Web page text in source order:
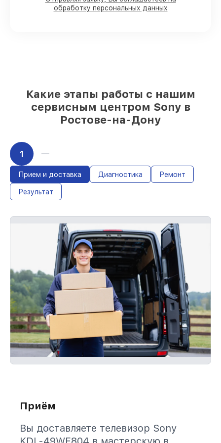
складе или доступны для быстрой
обработку персональных данных
Какие этапы работы с нашим
сервисным центром Sony в
Ростове-на-Дону
1
Прием и доставка Диагностика Ремонт
Результат
Приём
Вы доставляете телевизор Sony